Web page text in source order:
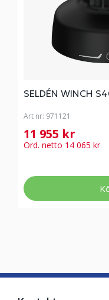
SELDÉN WINCH
Art nr: 971121
11 955 kr
Ord. netto 14 065 kr